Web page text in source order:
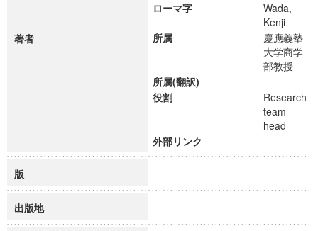
著者
ローマ字
Wada,
Kenji
所属
慶應義塾
大学商学
部教授
所属(翻訳)
役割
Research
team
head
外部リンク
版
出版地